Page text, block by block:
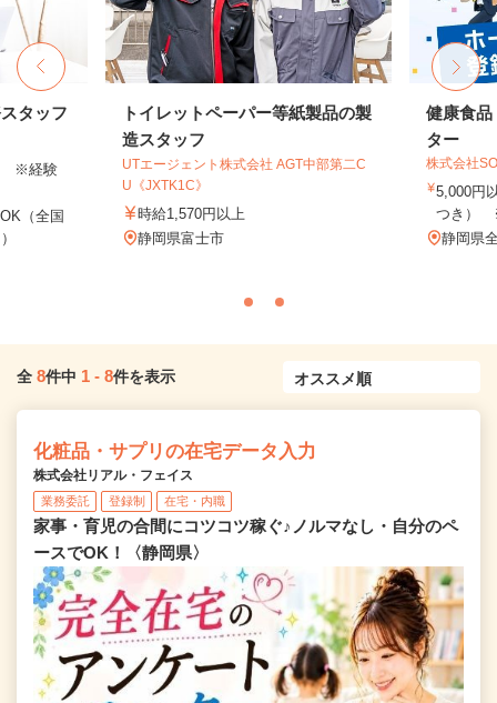
タッフ
※経験
（全国
トイレットペーパー等紙製品の製
造スタッフ
UTエージェント株式会社 AGT中部第二C
U《JXTK1C》
時給1,570円以上
静岡県富士市
健康食品
ター
株式会社
5,000円
つき）
静岡県
全 8件中 1 - 8件を表示
化粧品・サプリの在宅データ入力
株式会社リアル・フェイス
業務委託 登録制 在宅・内職
家事・育児の合間にコツコツ稼ぐ♪ノルマなし・自分のペ
ースでOK！〈静岡県〉